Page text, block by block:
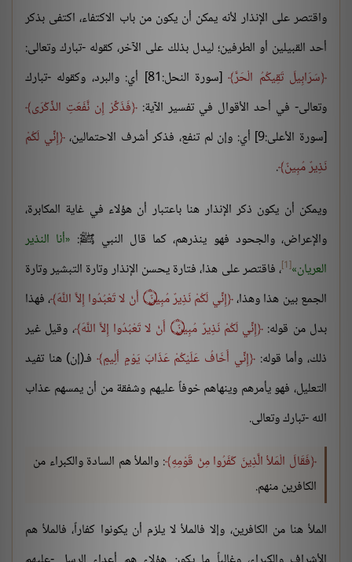
واقتصر على الإنذار لأنه يمكن أن يكون من باب الاكتفاء، اكتفى بذكر
أحد القبيلين أو الطرفين؛ ليدل بذلك على الآخر، كقوله -تبارك وتعالى:
سَرَابِيلَ تَقِيكُمُ الْحَرَّ
[سورة النحل:81] أي: والبرد، وكقوله -تبارك
وتعالى- في أحد الأقوال في تفسير الآية: فَذَكِّرْ إِن نَّفَعَتِ الذِّكْرَى
[سورة الأعلى:9] أي: وإن لم تنفع، فذكر أشرف الاحتمالين،
إِنِّي لَكُمْ
نَذِيرٌ مُبِينٌ .
ويمكن أن يكون ذكر الإنذار هنا باعتبار أن هؤلاء في غاية المكابرة،
والإعراض، والجحود فهو ينذرهم، كما قال النبي ﷺ: أنا النذير
العريان [1] ، فاقتصر على هذا، فتارة يحسن الإنذار وتارة التبشير وتارة
الجمع بين هذا وهذا، إِنِّي لَكُمْ نَذِيرٌ مُبِينٌ ۝ أَنْ لا تَعْبُدُوا إِلاَّ اللَّهَ
، فهذا
بدل من قوله: إِنِّي لَكُمْ نَذِيرٌ مُبِينٌ ۝ أَنْ لا تَعْبُدُوا إِلاَّ اللَّهَ
، وقيل غير
ذلك، وأما قوله: إِنِّي أَخَافُ عَلَيْكُمْ عَذَابَ يَوْمٍ أَلِيمٍ فـ(إن) هنا تفيد
التعليل، فهو يأمرهم وينهاهم خوفاً عليهم وشفقة من أن يمسهم عذاب
الله -تبارك وتعالى.
فَقَالَ الْمَلأ الَّذِينَ كَفَرُوا مِنْ قَوْمِهِ : والملأ هم السادة والكبراء من
الكافرين منهم.
الملأ هنا من الكافرين، وإلا فالملأ لا يلزم أن يكونوا كفاراً، فالملأ هم